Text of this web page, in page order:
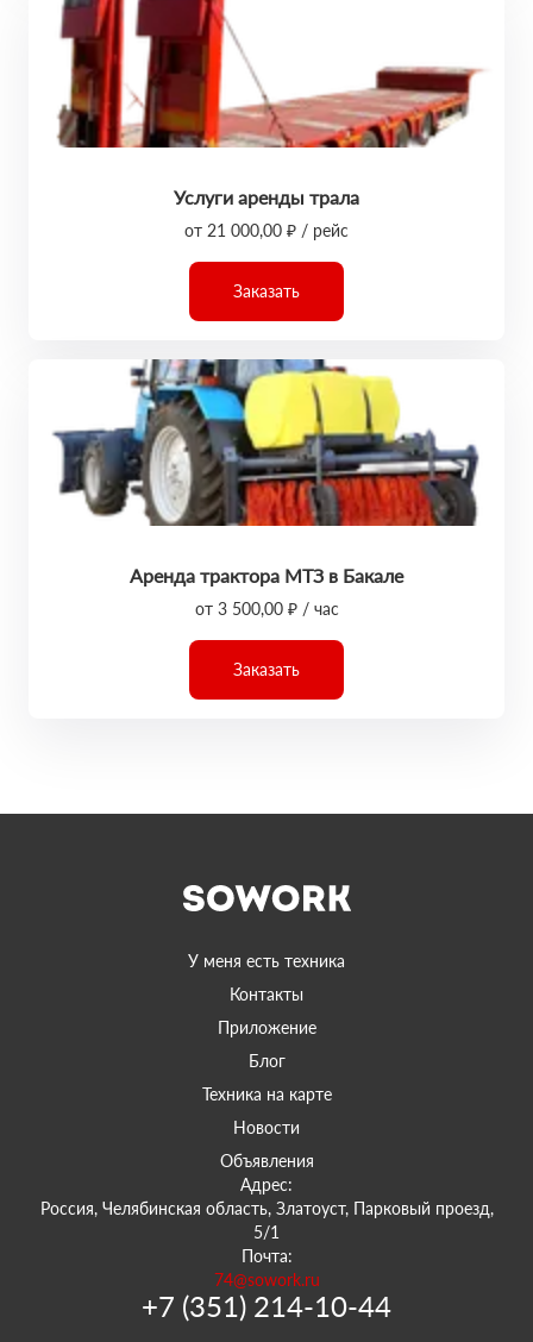
Услуги аренды трала
от 21 000,00 ₽ / рейс
Заказать
Аренда трактора МТЗ в Бакале
от 3 500,00 ₽ / час
Заказать
У меня есть техника
Контакты
Приложение
Блог
Техника на карте
Новости
Объявления
Адрес:
Россия, Челябинская область, Златоуст, Парковый проезд,
5/1
Почта:
74@sowork.ru
+7 (351) 214-10-44